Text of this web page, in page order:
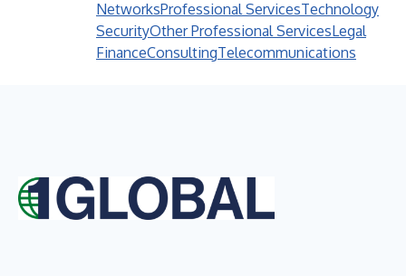
NetworksProfessional ServicesTechnology
SecurityOther Professional ServicesLegal
FinanceConsultingTelecommunications